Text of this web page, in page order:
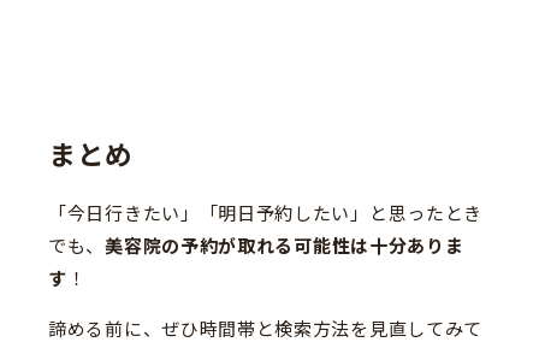
まとめ
「今日行きたい」「明日予約したい」と思ったとき
でも、美容院の予約が取れる可能性は十分ありま
す ！
諦める前に、ぜひ時間帯と検索方法を見直してみて